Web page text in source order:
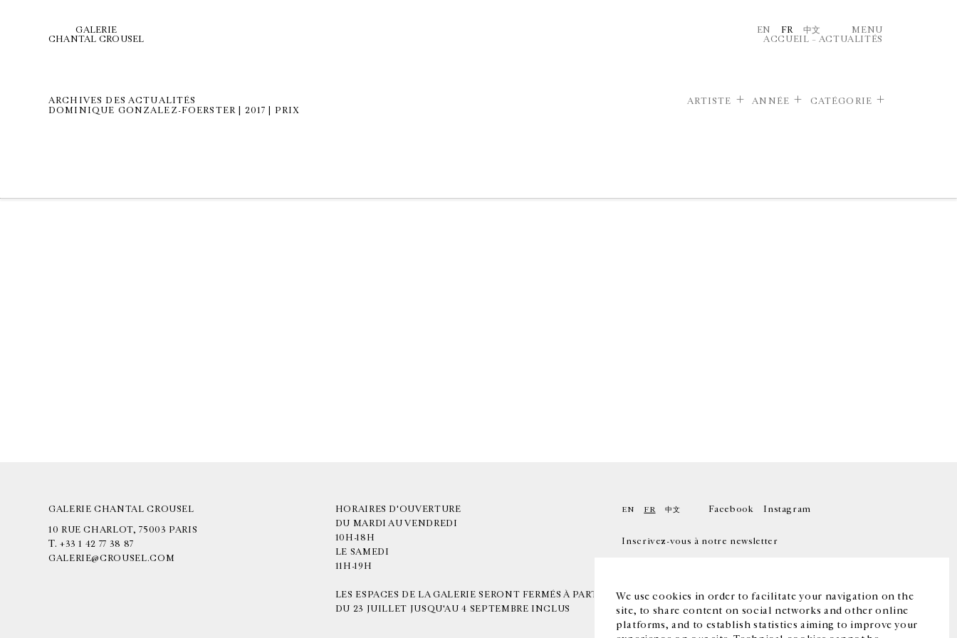
We use cookies in order to facilitate your navigation on the
site, to share content on social networks and other online
platforms, and to establish statistics aiming to improve your
GALERIE
CHANTAL CROUSEL
EN FR 中文
MENU
ACCUEIL – ACTUALITÉS
ARCHIVES DES ACTUALITÉS
DOMINIQUE GONZALEZ-FOERSTER | 2017 | PRIX
ARTISTE ANNÉE CATÉGORIE
GALERIE CHANTAL CROUSEL
10 RUE CHARLOT, 75003 PARIS
T. +33 1 42 77 38 87
GALERIE@CROUSEL.COM
HORAIRES D'OUVERTURE
DU MARDI AU VENDREDI
10H-18H
LE SAMEDI
11H-19H
LES ESPACES DE LA GALERIE SERONT FERMÉS À PARTIR
DU 23 JUILLET JUSQU'AU 4 SEPTEMBRE INCLUS
EN FR 中文 Facebook Instagram
Inscrivez-vous à notre newsletter